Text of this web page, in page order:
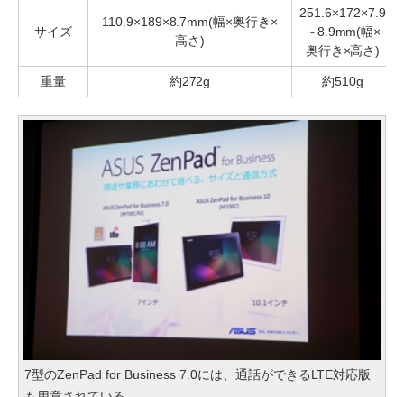
サイズ
110.9×189×8.7mm(幅×奥行き×
高さ)
251.6×172×7.9
～8.9mm(幅×
奥行き×高さ)
重量 約272g 約510g
7型のZenPad for Business 7.0には、通話ができるLTE対応版